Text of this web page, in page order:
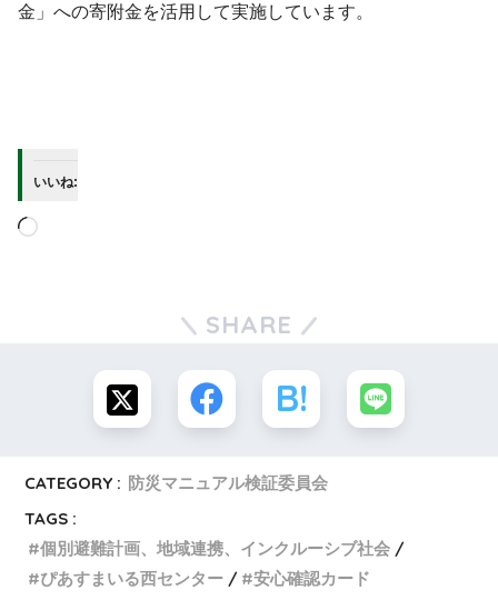
金」への寄附金を活用して実施しています。
いいね:
SHARE
CATEGORY : 防災マニュアル検証委員会
TAGS :
個別避難計画、地域連携、インクルーシブ社会
ぴあすまいる西センター
安心確認カード